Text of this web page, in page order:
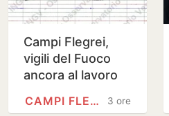
Campi Flegrei,
vigili del Fuoco
ancora al lavoro
causate dal
3 ore
CAMPI FLEGREI